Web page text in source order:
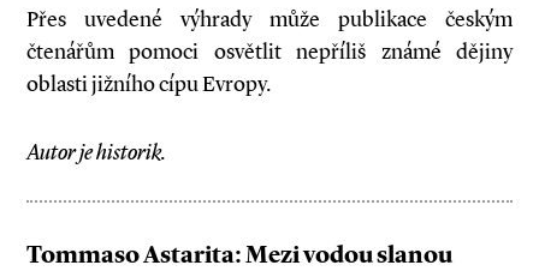
Přes uvedené výhrady může publikace českým
čtenářům pomoci osvětlit nepříliš známé dějiny
oblasti jižního cípu Evropy.
Autor je historik.
Tommaso Astarita: Mezi vodou slanou